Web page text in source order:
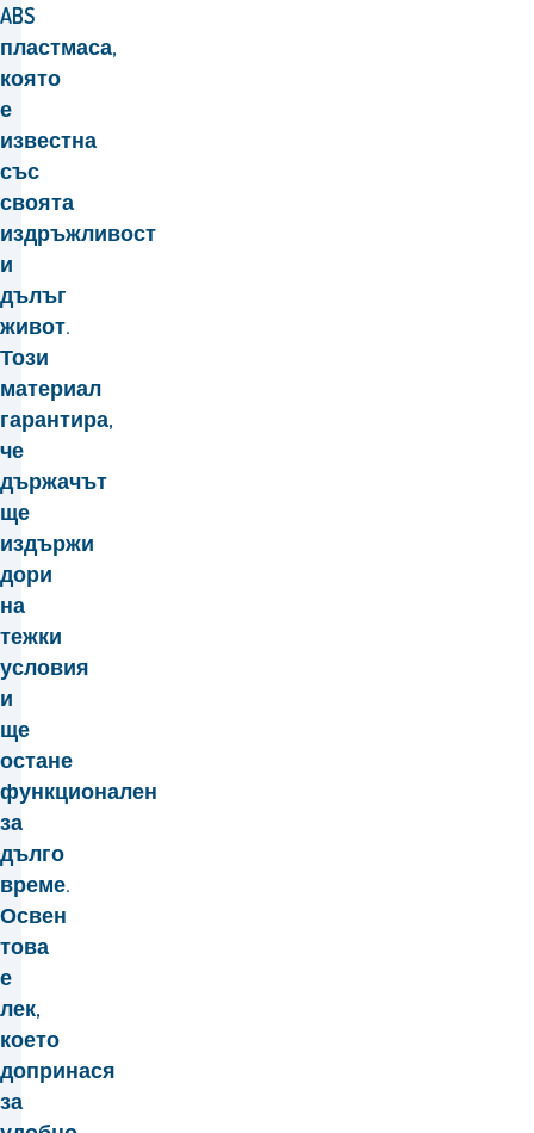
ABS
пластмаса,
която
е
известна
със
своята
издръжливост
и
дълъг
живот.
Този
материал
гарантира,
че
държачът
ще
издържи
дори
на
тежки
условия
и
ще
остане
функционален
за
дълго
време.
Освен
това
е
лек,
което
допринася
за